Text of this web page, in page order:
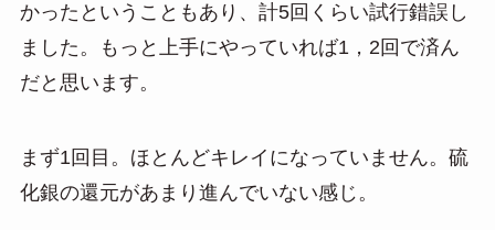
かったということもあり、計5回くらい試行錯誤し
ました。もっと上手にやっていれば1，2回で済ん
だと思います。
まず1回目。ほとんどキレイになっていません。硫
化銀の還元があまり進んでいない感じ。